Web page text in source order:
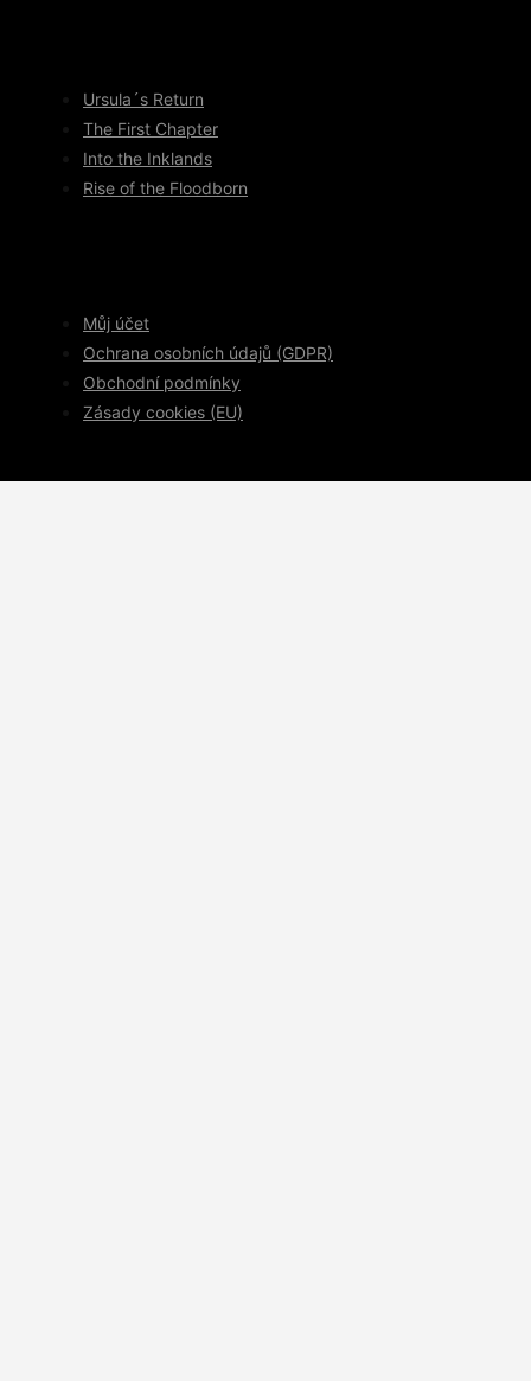
Ursula´s Return
The First Chapter
Into the Inklands
Rise of the Floodborn
Můj účet
Ochrana osobních údajů (GDPR)
Obchodní podmínky
Zásady cookies (EU)